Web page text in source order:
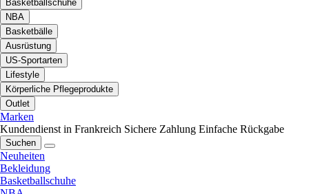
Basketballschuhe
NBA
Basketbälle
Ausrüstung
US-Sportarten
Lifestyle
Körperliche Pflegeprodukte
Outlet
Marken
Kundendienst in Frankreich Sichere Zahlung Einfache Rückgabe
Suchen
Neuheiten
Bekleidung
Basketballschuhe